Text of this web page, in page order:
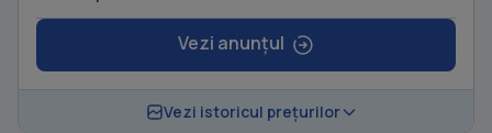
Vezi anunțul
Vezi istoricul prețurilor